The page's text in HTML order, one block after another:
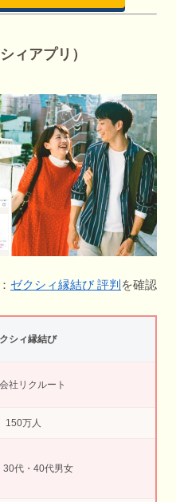
ィアプリ）
ゼクシィ縁結び 評判 を確認
シィ縁結び
社リクルート
150万人
30代・40代男女